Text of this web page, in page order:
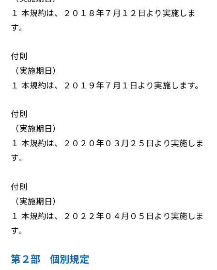
１ 本規約は、２０１８年７月１２日より実施しま
す。
付則
（実施期日）
１ 本規約は、２０１９年７月１日より実施します。
付則
（実施期日）
１ 本規約は、２０２０年０３月２５日より実施しま
す。
付則
（実施期日）
１ 本規約は、２０２２年０４月０５日より実施しま
す。
第２部 個別規定